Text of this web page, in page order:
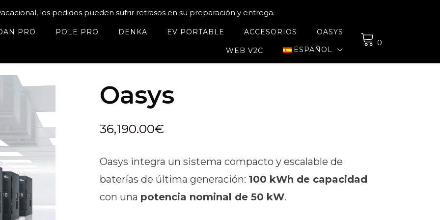
los pedidos pueden sufrir retrasos en su preparación y entrega.
PRO POLE PRO DENKA EV PORTABLE ACCESORIOS OASYS
WEB V2C ESPAÑOL
0
Oasys
36,190.00€
Oasys integra un sistema compacto y escalable de
baterías de última generación: 100 kWh de capacidad
con una potencia nominal de 50 kW.